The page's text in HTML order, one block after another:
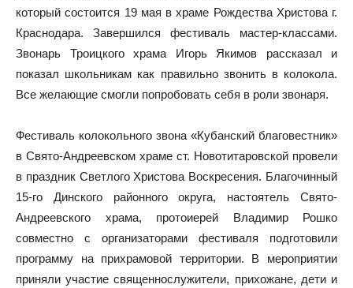
который состоится 19 мая в храме Рождества Христова г.
Краснодара. Завершился фестиваль мастер-классами.
Звонарь Троицкого храма Игорь Якимов рассказал и
показал школьникам как правильно звонить в колокола.
Все желающие смогли попробовать себя в роли звонаря.
Фестиваль колокольного звона «Кубанский благовестник»
в Свято-Андреевском храме ст. Новотитаровской провели
в праздник Светлого Христова Воскресения. Благочинный
15-го Динского районного округа, настоятель Свято-
Андреевского храма, протоиерей Владимир Рошко
совместно с организаторами фестиваля подготовили
программу на прихрамовой территории. В мероприятии
приняли участие священнослужители, прихожане, дети и